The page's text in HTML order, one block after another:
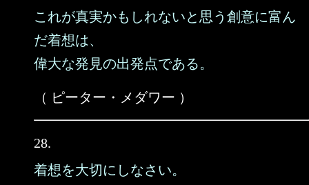
これが真実かもしれないと思う創意に富ん
だ着想は、
偉大な発見の出発点である。
（ ピーター・メダワー ）
28.
着想を大切にしなさい。